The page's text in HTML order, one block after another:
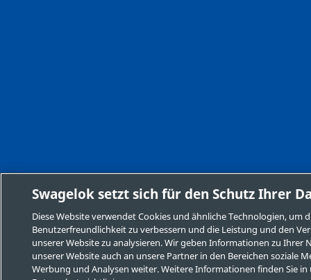
Swagelok setzt sich für den Schutz Ihrer
Diese Website verwendet Cookies und ähnliche Technologien, um
Benutzerfreundlichkeit zu verbessern und die Leistung und den
unserer Website zu analysieren. Wir geben Informationen zu Ihrer
unserer Website auch an unsere Partner in den Bereichen soziale
Werbung und Analysen weiter. Weitere Informationen finden Sie in